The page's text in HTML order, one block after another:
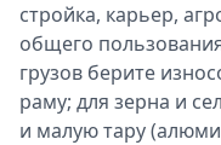
стройка, карьер,
общего
грузов берите
раму; для зерна и
и малую тару